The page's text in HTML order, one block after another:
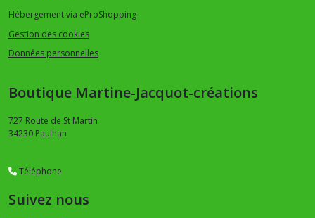
Hébergement via eProShopping
Gestion des cookies
Données personnelles
Boutique Martine-Jacquot-créations
727 Route de St Martin
34230 Paulhan
Téléphone
Suivez nous